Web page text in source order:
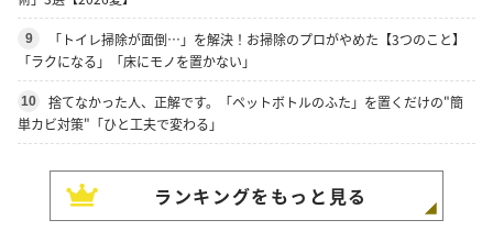
9
「トイレ掃除が面倒…」を解決！お掃除のプロがやめた【3つのこと】
「ラクになる」「床にモノを置かない」
10
捨てなかった人、正解です。「ペットボトルのふた」を置くだけの"簡
単カビ対策"「ひと工夫で変わる」
ランキングをもっと見る